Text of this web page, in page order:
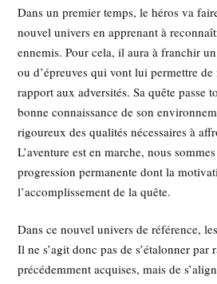
Dans un premier temps, le héros va
nouvel univers en apprenant à
ennemis. Pour cela, il aura à franchir
ou d’épreuves qui vont lui permettre
rapport aux adversités. Sa quête passe
bonne connaissance de son
rigoureux des qualités nécessaires à
L’aventure est en marche, nous
progression permanente dont la
l’accomplissement de la quête.
Dans ce nouvel univers de référence,
Il ne s’agit donc pas de s’étalonner
précédemment acquises, mais de